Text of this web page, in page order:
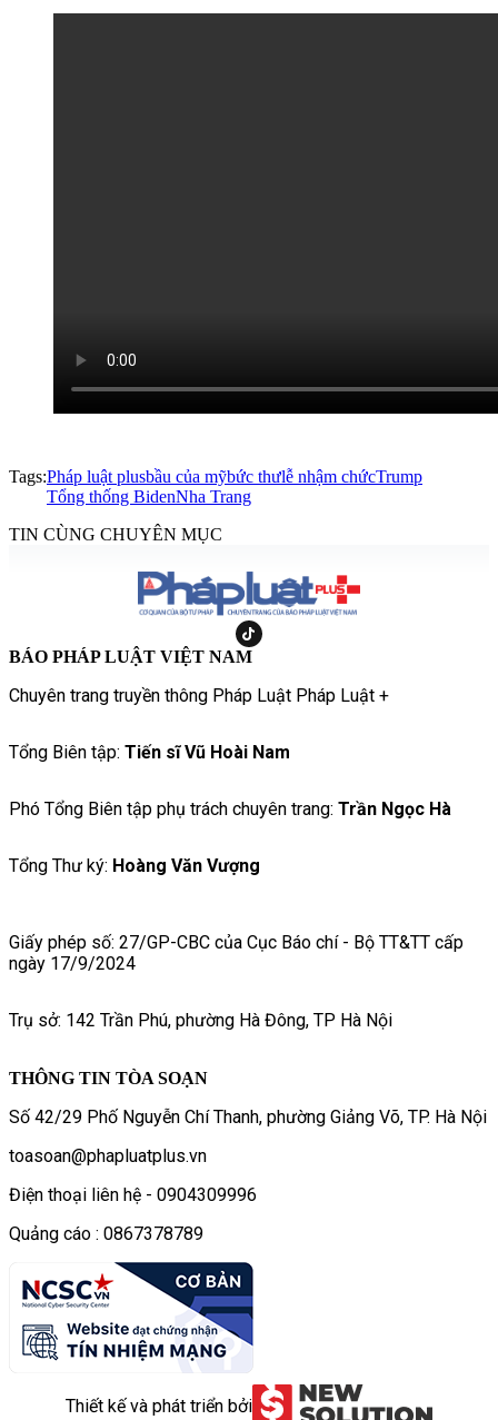
Tags:Pháp luật plusbầu của mỹbức thưlễ nhậm chứcTrump
Tổng thống BidenNha Trang
TIN CÙNG CHUYÊN MỤC
BÁO PHÁP LUẬT VIỆT NAM
Chuyên trang truyền thông Pháp Luật Pháp Luật +
Tổng Biên tập: Tiến sĩ Vũ Hoài Nam
Phó Tổng Biên tập phụ trách chuyên trang: Trần Ngọc Hà
Tổng Thư ký: Hoàng Văn Vượng
Giấy phép số: 27/GP-CBC của Cục Báo chí - Bộ TT&TT cấp
ngày 17/9/2024
Trụ sở: 142 Trần Phú, phường Hà Đông, TP Hà Nội
THÔNG TIN TÒA SOẠN
Số 42/29 Phố Nguyễn Chí Thanh, phường Giảng Võ, TP. Hà Nội
toasoan@phapluatplus.vn
Điện thoại liên hệ - 0904309996
Quảng cáo : 0867378789
Thiết kế và phát triển bởi